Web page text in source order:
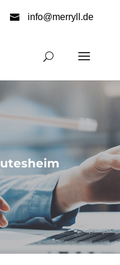
info@merryll.de